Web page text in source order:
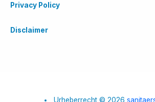
Privacy Policy
Disclaimer
Urheberrecht © 2026